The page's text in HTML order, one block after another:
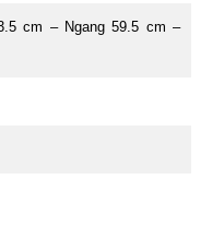
cm – Ngang 59.5 cm –